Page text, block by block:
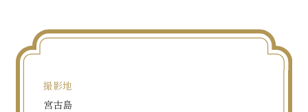
撮影地
宮古島